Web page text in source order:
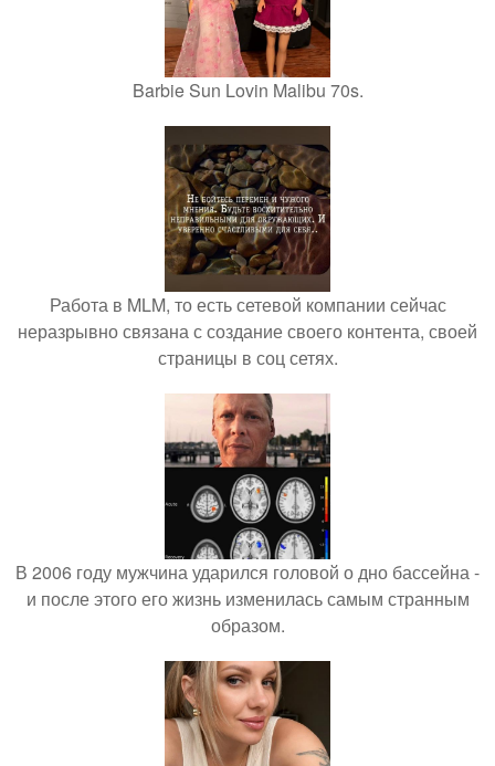
Barbie Sun Lovin Malibu 70s.
Работа в MLM, то есть сетевой компании сейчас
неразрывно связана с создание своего контента, своей
страницы в соц сетях.
В 2006 году мужчина ударился головой о дно бассейна -
и после этого его жизнь изменилась самым странным
образом.